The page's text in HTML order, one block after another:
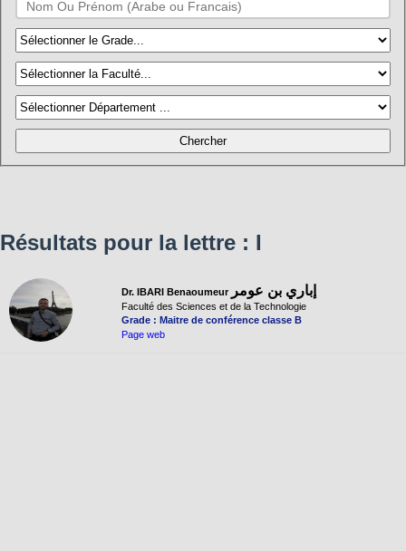
Résultats pour la lettre : I
Dr. IBARI Benaoumeur إباري بن عومر
Faculté des Sciences et de la Technologie
Grade : Maitre de conférence classe B
Page web